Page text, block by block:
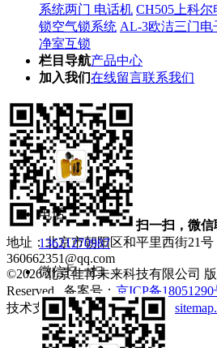
系统两门 电话机 CH505上科
锁空气锁系统 AL-3欧洁三门
净室互锁
栏目导航产品中心
加入我们在线留言联系我们
扫一扫，微信
地址：北京市朝阳区和平里西街21号
360662351@qq.com
©2026 北京佳苒未来科技有限公司
Reserved. 备案号： 京ICP备18051290
技术支持：制药网 管理登陆
电话
13621270987
微信扫一扫